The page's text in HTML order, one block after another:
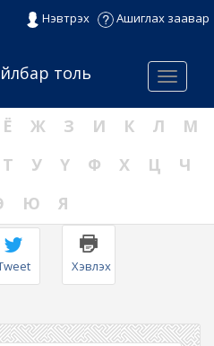
Нэвтрэх Ашиглах заавар
Menu
толь
Ё Ж З И К Л
М
Т У Ү Ф Х Ц
Ч
Ю Я
Хэвлэх